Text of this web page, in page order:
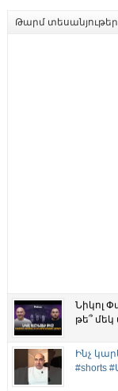
Թարմ տեսանյութեր
Նիկոլ
թե՞
Ինչ
#shorts